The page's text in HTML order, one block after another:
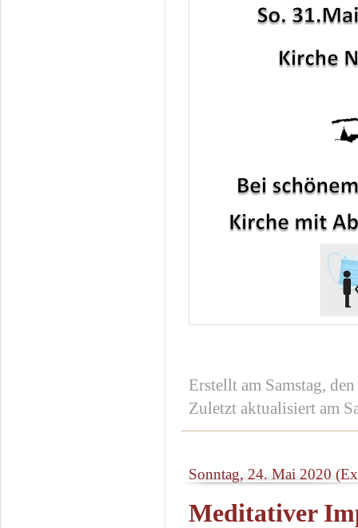
Erstellt am Samstag,
Zuletzt aktualisiert am
Sonntag, 24. Mai 2020
Meditativer